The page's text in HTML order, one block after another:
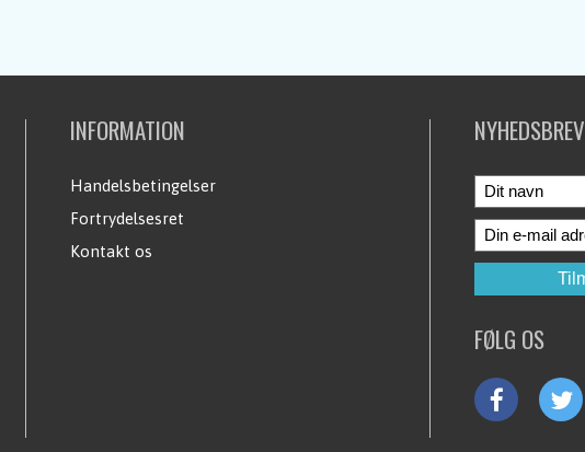
INFORMATION
Handelsbetingelser
Fortrydelsesret
Kontakt os
NYHEDSBREV
FØLG OS